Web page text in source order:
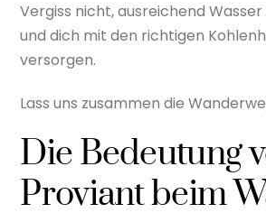
Vergiss nicht, ausreichend
und dich mit den richtigen
versorgen.
Lass uns zusammen die
Die Bedeutung
Proviant beim